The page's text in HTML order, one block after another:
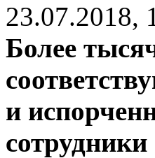
23.07.2018,
Более
и